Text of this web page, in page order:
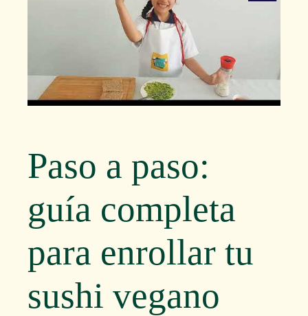
Paso a paso:
guía completa
para enrollar tu
sushi vegano